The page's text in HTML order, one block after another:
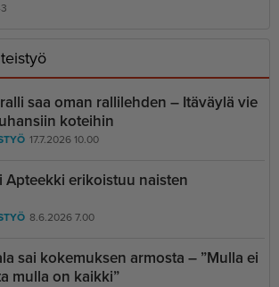
saa oman rallilehden – Itäväylä vie
koteihin
17.7.2026 10.00
Apteekki erikoistuu naisten
8.6.2026 7.00
sai kokemuksen armosta – ”Mulla ei
mulla on kaikki”